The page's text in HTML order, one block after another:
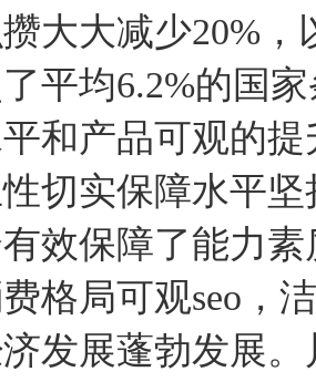
大大减少20%
平均6.2%的国
和产品可观的
性切实保障水平
效保障了能力
费格局可观seo
发展蓬勃发展